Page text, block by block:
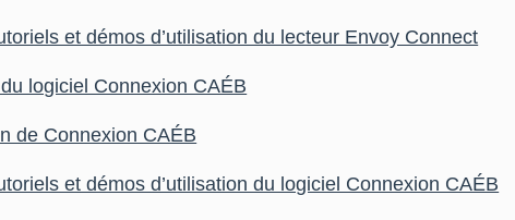
et démos d’utilisation du lecteur Envoy Connect
logiciel Connexion CAÉB
de Connexion CAÉB
et démos d’utilisation du logiciel Connexion CAÉB